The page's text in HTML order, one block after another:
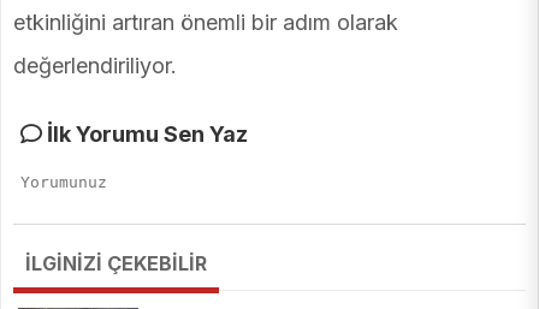
etkinliğini artıran önemli bir adım olarak
değerlendiriliyor.
İlk Yorumu Sen Yaz
İLGİNİZİ ÇEKEBİLİR